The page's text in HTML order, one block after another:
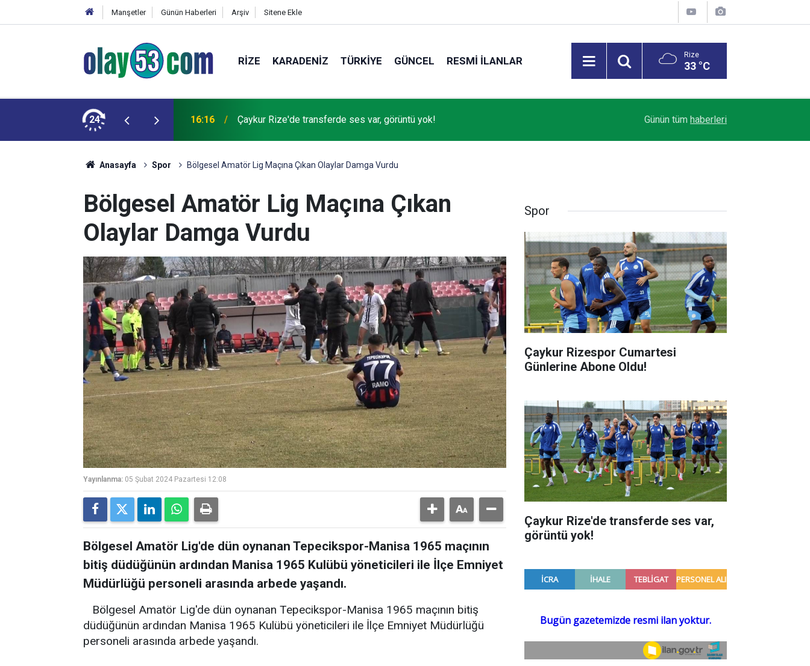
Manşetler Günün Haberleri Arşiv Sitene Ekle
RIZE KARADENIZ TÜRKIYE GÜNCEL RESMI İLANLAR Rize
33 °C
24 16:16 Çaykur Rize'de transferde ses var, görüntü yok! Gümüşhane’de otomobil uçuruma yuvarlandı: 1
Günün tüm haberleri
Anasayfa Spor Bölgesel Amatör Lig Maçına Çıkan Olaylar Damga Vurdu
Bölgesel Amatör Lig Maçına Çıkan
Olaylar Damga Vurdu
Yayınlanma: 05 Şubat 2024 Pazartesi 12:08
Bölgesel Amatör Lig'de dün oynanan Tepecikspor-Manisa 1965 maçının
bitiş düdüğünün ardından Manisa 1965 Kulübü yöneticileri ile İlçe Emniyet
Müdürlüğü personeli arasında arbede yaşandı.
Bölgesel Amatör Lig'de dün oynanan Tepecikspor-Manisa 1965 maçının bitiş
düdüğünün ardından Manisa 1965 Kulübü yöneticileri ile İlçe Emniyet Müdürlüğü
personeli arasında arbede yaşandı.
Spor
Çaykur Rizespor Cumartesi
Günlerine Abone Oldu!
Çaykur Rize'de transferde ses var,
görüntü yok!